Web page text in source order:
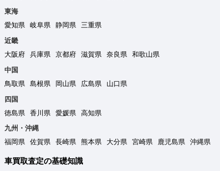
東海
愛知県
岐阜県 静岡県
三重県
近畿
大阪府
兵庫県 京都府 滋賀県 奈良県
和歌山県
中国
鳥取県
島根県 岡山県 広島県
山口県
四国
徳島県
香川県 愛媛県
高知県
九州・沖縄
福岡県
佐賀県 長崎県 熊本県 大分県 宮崎県 鹿児島県 沖縄県
車買取査定の基礎知識